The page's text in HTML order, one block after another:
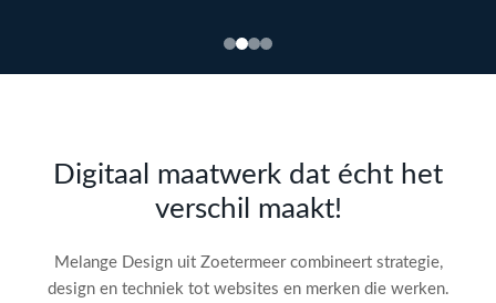
de SEO-
audit
Digitaal maatwerk dat écht het
verschil maakt!
Melange Design uit Zoetermeer combineert strategie,
design en techniek tot websites en merken die werken.